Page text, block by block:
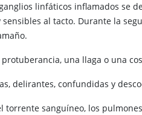
linfáticos inflamados se
al tacto. Durante la
una llaga o una
delirantes, confundidas y
sanguíneo, los